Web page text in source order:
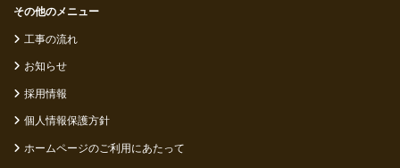
その他のメニュー
工事の流れ
お知らせ
採用情報
個人情報保護方針
ホームページのご利用にあたって